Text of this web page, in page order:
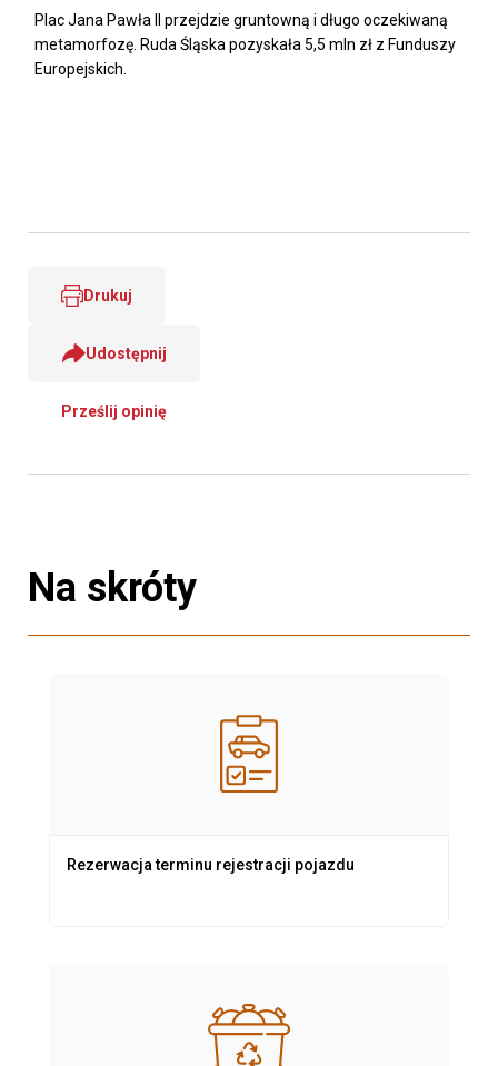
Plac Jana Pawła II przejdzie gruntowną i długo oczekiwaną
metamorfozę. Ruda Śląska pozyskała 5,5 mln zł z Funduszy
Europejskich.
Drukuj
Udostępnij
Prześlij opinię
Na skróty
Rezerwacja terminu rejestracji pojazdu